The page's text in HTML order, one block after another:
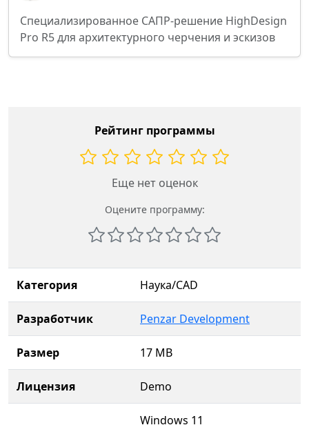
Специализированное САПР-решение HighDesign
Pro R5 для архитектурного черчения и эскизов
Рейтинг программы
Еще нет оценок
Оцените программу:
Категория Наука/CAD
Разработчик Penzar Development
Размер 17 MB
Лицензия Demo
Windows 11